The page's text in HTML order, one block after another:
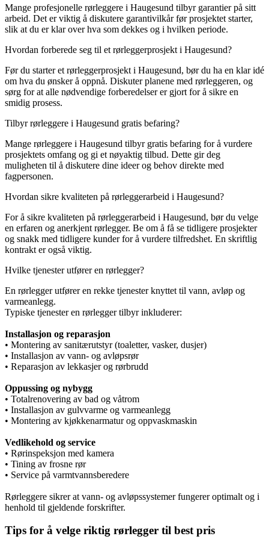
Mange profesjonelle rørleggere i Haugesund tilbyr garantier på sitt
arbeid. Det er viktig å diskutere garantivilkår før prosjektet starter,
slik at du er klar over hva som dekkes og i hvilken periode.
Hvordan forberede seg til et rørleggerprosjekt i Haugesund?
Før du starter et rørleggerprosjekt i Haugesund, bør du ha en klar idé
om hva du ønsker å oppnå. Diskuter planene med rørleggeren, og
sørg for at alle nødvendige forberedelser er gjort for å sikre en
smidig prosess.
Tilbyr rørleggere i Haugesund gratis befaring?
Mange rørleggere i Haugesund tilbyr gratis befaring for å vurdere
prosjektets omfang og gi et nøyaktig tilbud. Dette gir deg
muligheten til å diskutere dine ideer og behov direkte med
fagpersonen.
Hvordan sikre kvaliteten på rørleggerarbeid i Haugesund?
For å sikre kvaliteten på rørleggerarbeid i Haugesund, bør du velge
en erfaren og anerkjent rørlegger. Be om å få se tidligere prosjekter
og snakk med tidligere kunder for å vurdere tilfredshet. En skriftlig
kontrakt er også viktig.
Hvilke tjenester utfører en rørlegger?
En rørlegger utfører en rekke tjenester knyttet til vann, avløp og
varmeanlegg.
Typiske tjenester en rørlegger tilbyr inkluderer:
Installasjon og reparasjon
• Montering av sanitærutstyr (toaletter, vasker, dusjer)
• Installasjon av vann- og avløpsrør
• Reparasjon av lekkasjer og rørbrudd
Oppussing og nybygg
• Totalrenovering av bad og våtrom
• Installasjon av gulvvarme og varmeanlegg
• Montering av kjøkkenarmatur og oppvaskmaskin
Vedlikehold og service
• Rørinspeksjon med kamera
• Tining av frosne rør
• Service på varmtvannsberedere
Rørleggere sikrer at vann- og avløpssystemer fungerer optimalt og i
henhold til gjeldende forskrifter.
Tips for å velge riktig rørlegger til best pris